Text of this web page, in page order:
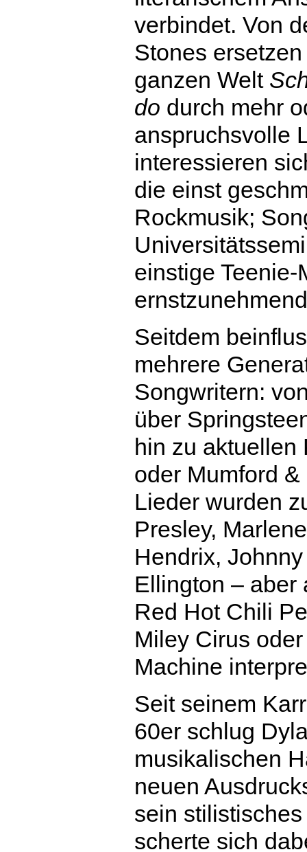
verbindet. Von
Stones
ganzen Welt
do durch mehr
anspruchsvolle
interessieren
die einst
Rockmusik;
einstige
Seitdem
mehrere
Songwritern:
über
hin zu aktuellen
oder Mumford
Lieder wurden
Presley,
Hendrix,
Ellington – aber
Red Hot Chili
Miley Cirus
Machine
Seit seinem
60er schlug
musikalischen
neuen
sein
scherte sich